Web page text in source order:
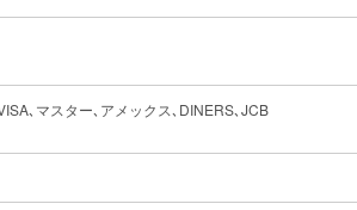
､マスター､アメックス､DINERS､JCB